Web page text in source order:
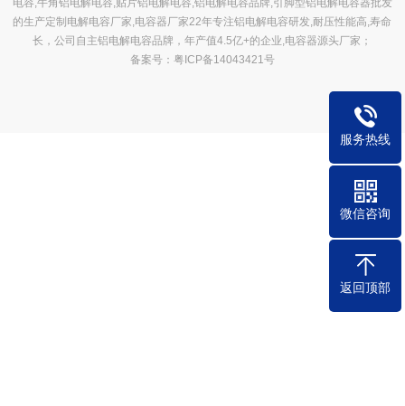
的生产定制电解电容厂家,电容器厂家22年专注铝电解电容研发,耐压性能高,寿命
长，公司自主铝电解电容品牌，年产值4.5亿+的企业,电容器源头厂家；
备案号：粤ICP备14043421号
服务热线
微信咨询
返回顶部